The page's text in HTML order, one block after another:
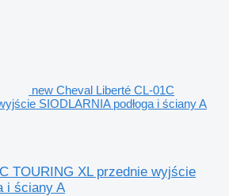
new Cheval Liberté CL-01C
SIODLARNIA podłoga i ściany A
TOURING XL przednie wyjście
i ściany A